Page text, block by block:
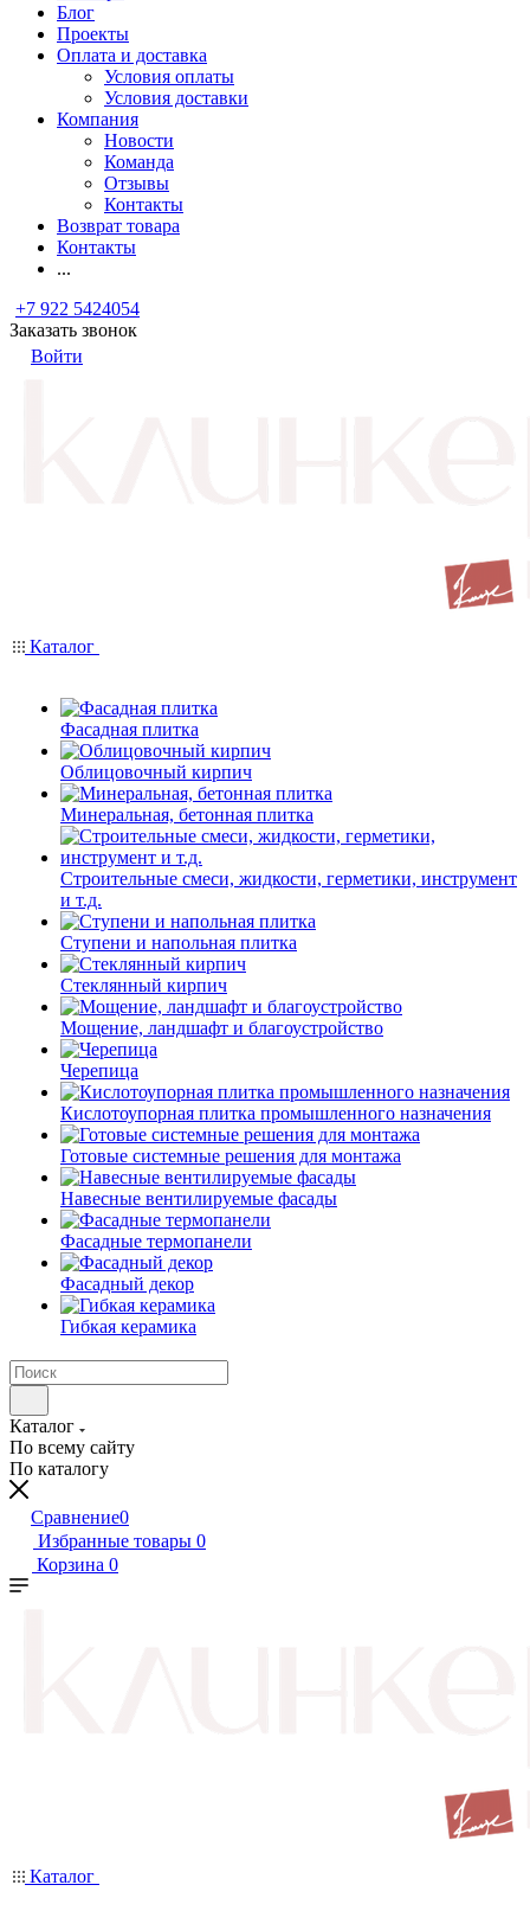
Блог
Проекты
Оплата и доставка
Условия оплаты
Условия доставки
Компания
Новости
Команда
Отзывы
Контакты
Возврат товара
Контакты
...
+7 922 5424054
Заказать звонок
Войти
Каталог
Фасадная плитка
Облицовочный кирпич
Минеральная, бетонная плитка
Строительные смеси, жидкости, герметики, инструмент
и т.д.
Ступени и напольная плитка
Cтеклянный кирпич
Мощение, ландшафт и благоустройство
Черепица
Кислотоупорная плитка промышленного назначения
Готовые системные решения для монтажа
Навесные вентилируемые фасады
Фасадные термопанели
Фасадный декор
Гибкая керамика
Каталог
По всему сайту
По каталогу
Сравнение0
Избранные товары 0
Корзина 0
Каталог